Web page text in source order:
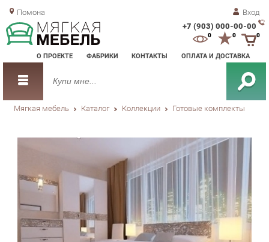
Помона Вход
+7 (903) 000-00-00
О ПРОЕКТЕ ФАБРИКИ КОНТАКТЫ ОПЛАТА И ДОСТАВКА
0 0
Мягкая мебель Каталог Коллекции Готовые комплекты